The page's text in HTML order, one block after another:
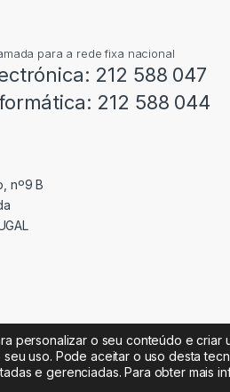
para a rede fixa nacional
212 588 047
212 588 044
nº9 B
© Todos os direitos reservados |
personalizar o seu conteúdo e
uso. Pode aceitar o uso desta
e gerenciadas. Para obter mais